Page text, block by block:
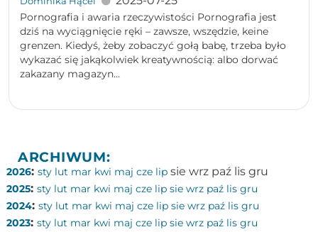
Pornografia i awaria rzeczywistości Pornografia jest
dziś na wyciągnięcie ręki – zawsze, wszędzie, keine
grenzen. Kiedyś, żeby zobaczyć gołą babę, trzeba było
wykazać się jakąkolwiek kreatywnością: albo dorwać
zakazany magazyn...
ARCHIWUM:
2026: sty lut mar kwi maj cze lip sie wrz paź lis gru
2025: sty lut mar kwi maj cze lip sie wrz paź lis gru
2024: sty lut mar kwi maj cze lip sie wrz paź lis gru
2023: sty lut mar kwi maj cze lip sie wrz paź lis gru